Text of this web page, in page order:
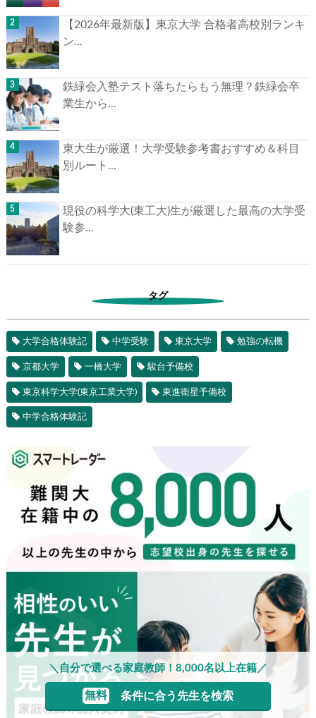
【2026年最新版】東京大学 合格者高校別ランキ
ン...
鉄緑会入塾テスト落ちたらもう無理？鉄緑会卒
業生から...
東大生が厳選！大学受験参考書おすすめ＆科目
別ルート...
現役の科学大(東工大)生が厳選した最高の大学受
験参...
タグ
大学合格体験記 中学受験 東京大学 勉強の転機
京都大学 一橋大学 駿台予備校
東京科学大学(東京工業大学) 東進衛星予備校
中学合格体験記
＼自分で選べる家庭教師！8,000名以上在籍／
無料 条件に合う先生を検索